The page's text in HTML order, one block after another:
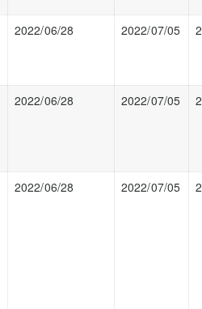
2022/06/28 2022/07/05
2022/06/28 2022/07/05
2022/06/28 2022/07/05